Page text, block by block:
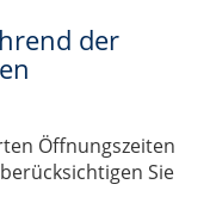
der
Öffnungszeiten
Sie